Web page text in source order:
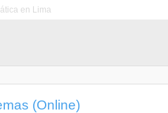
en Lima
(Online)